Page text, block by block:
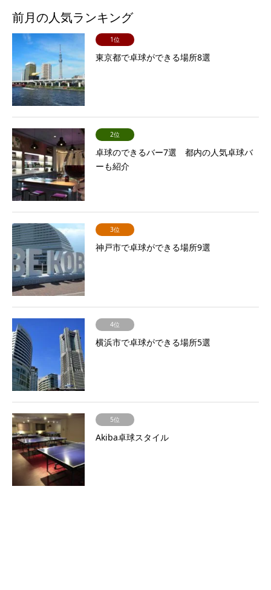
前月の人気ランキング
1位
東京都で卓球ができる場所8選
2位
卓球のできるバー7選 都内の人気卓球バ
ーも紹介
3位
神戸市で卓球ができる場所9選
4位
横浜市で卓球ができる場所5選
5位
Akiba卓球スタイル